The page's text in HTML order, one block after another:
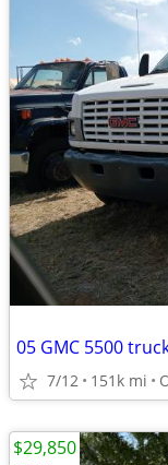
05 GMC 5500
7/12 151k mi
$29,850